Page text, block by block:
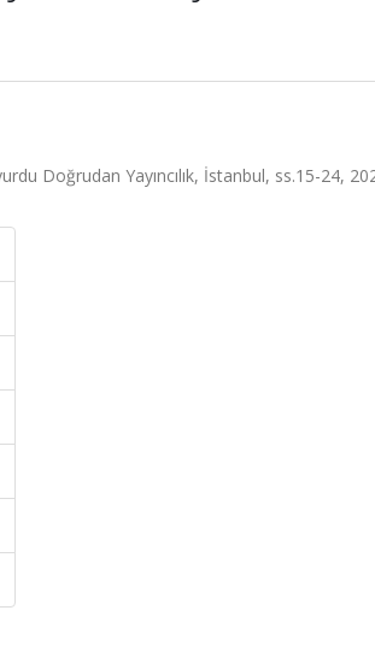
Doğrudan Yayıncılık, İstanbul, ss.15-24,